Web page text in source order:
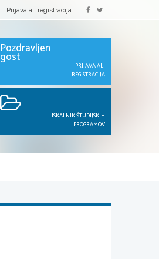
Prijava ali registracija
Pozdravljen
gost
PRIJAVA ALI
REGISTRACIJA
ISKALNIK ŠTUDIJSKIH
PROGRAMOV